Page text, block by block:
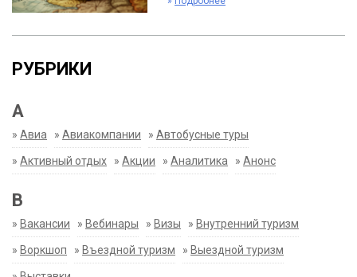
РУБРИКИ
А
» Авиа » Авиакомпании » Автобусные туры
» Активный отдых » Акции » Аналитика » Анонс
В
» Вакансии » Вебинары » Визы » Внутренний туризм
» Воркшоп » Въездной туризм » Выездной туризм